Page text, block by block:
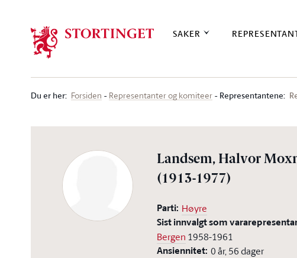
SAKER
Du er her: Forsiden Representanter og komiteer Representantene:
Landsem, Halvor
(1913-1977)
Parti: Høyre
Sist innvalgt som
Bergen 1958-1961
Ansiennitet: 0 år, 56 dager